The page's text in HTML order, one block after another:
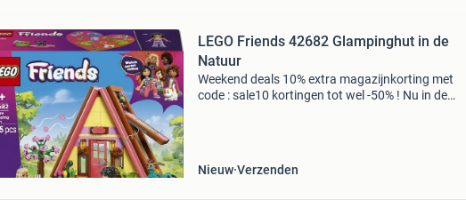
LEGO Friends 42682 Glampinghut in de
Natuur
Weekend deals 10% extra magazijnkorting met
code : sale10 kortingen tot wel -50% ! Nu in de
Nieuw Verzenden